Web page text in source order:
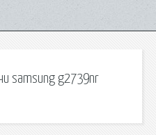
samsung g2739nr